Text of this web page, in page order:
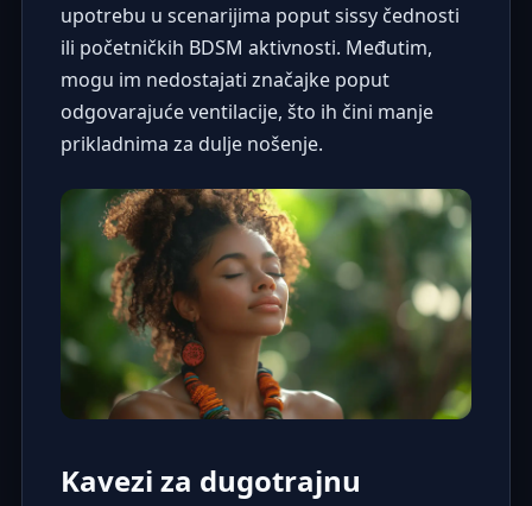
upotrebu u scenarijima poputsissy čednosti
ili početničkih BDSM aktivnosti. Međutim,
mogu im nedostajati značajke poput
odgovarajuće ventilacije, što ih čini manje
prikladnima za dulje nošenje.
Kavezi za dugotrajnu